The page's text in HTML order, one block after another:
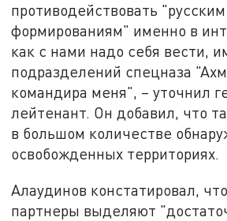
противодействовать "русским
формированиям" именно в
как с нами надо себя вести,
подразделений спецназа
командира меня", – уточнил
лейтенант. Он добавил, что
в большом количестве
освобожденных территориях.
Алаудинов констатировал,
партнеры выделяют